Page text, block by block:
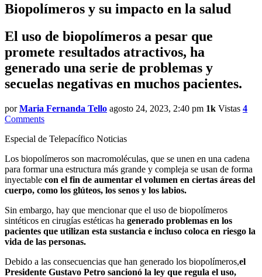
Biopolímeros y su impacto en la salud
El uso de biopolímeros a pesar que
promete resultados atractivos, ha
generado una serie de problemas y
secuelas negativas en muchos pacientes.
por Maria Fernanda Tello agosto 24, 2023, 2:40 pm 1k Vistas 4
Comments
Especial de Telepacífico Noticias
Los biopolímeros son macromoléculas, que se unen en una cadena
para formar una estructura más grande y compleja se usan de forma
inyectable con el fin de aumentar el volumen en ciertas áreas del
cuerpo, como los glúteos, los senos y los labios.
Sin embargo, hay que mencionar que el uso de biopolímeros
sintéticos en cirugías estéticas ha generado problemas en los
pacientes que utilizan esta sustancia e incluso coloca en riesgo la
vida de las personas.
Debido a las consecuencias que han generado los biopolímeros,el
Presidente Gustavo Petro sancionó la ley que regula el uso,